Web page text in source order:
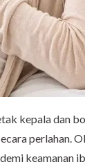
kepala dan
perlahan.
keamanan